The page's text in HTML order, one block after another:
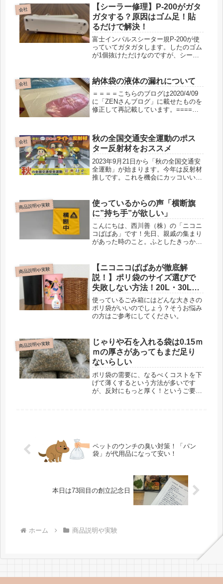
会社
【シーラー修理】P-200がガタ
ガタする？原因はゴム足！貼
るだけで解決！
富士インパルスシーター規P-200が使
っていてガタガタします。したのゴム
が1個抜けただけなのですが、シール
会社 納体袋の液体の漏れについて
＝＝＝＝こちらのブログは2020/4/09
に「ZENさんブログ」に載せたものを
修正して再記載しています。====非
納体袋についてお話ししましたが、現
在弊社の納体袋がどの程度 read more
会社
秋の全国交通安全運動のポス
ター反射材をおススメ
2023年9月21日から「秋の全国交通安
全運動」が始まります。今年は反射材
推しです。これを機会にカッコいい反
商品説明や実験
使っているからの声「横断旗
に”持ち手”が欲しい」
こんにちは、西川善（株）の「ニコニ
コばばあ」です！先日、親戚の集まり
があった時のこと。ふとしたきっかけ
ある松本君が、毎朝の通学時間に横断
歩道で交通安全の旗を振るボランティ
ア read more
商品説明や実験
【ニコニコばばあが徹底解
説！】ポリ袋のサイズ選びで
失敗しない方法！20L・30Lゴ
ミ箱にピッタリ合う袋はど
れ？
使っているごみ箱にはどんな大きさの
ポリ袋がいいのでしょう？そうお悩み
の方はご参考にしてください。
商品説明や実験
じゃりや石を入れる袋は0.15ｍ
ｍの厚さがあってもまだ足り
ないらしい
ポリ袋の需要に、なるべくコストを下
げて薄くするという方法が多いです
が、反対にもっと厚く！というご要望
ペットのウンチの臭い対策！「パン
袋」が代用品になって安い！
本日は73回目の創立記念日
ホーム 商品説明や実験